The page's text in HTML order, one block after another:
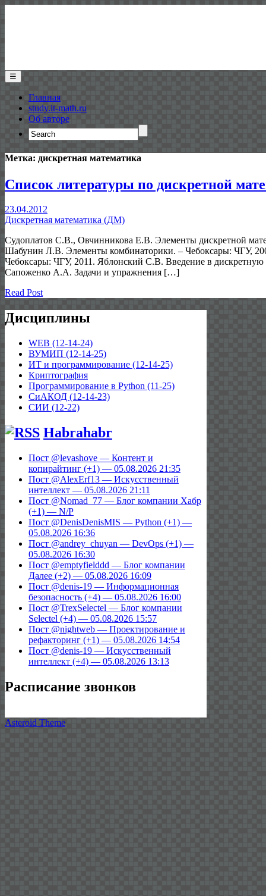
☰
Главная
study.it-math.ru
Об авторе
Search
for:
Метка: дискретная математика
Список литературы по дискретной
23.04.2012
Дискретная математика (ДМ)
Судоплатов С.В., Овчинникова Е.В. Элементы дискретной
Шабунин Л.В. Элементы комбинаторики. – Чебоксары: ЧГУ,
Чебоксары: ЧГУ, 2011. Яблонский С.В. Введение в
Сапоженко А.А. Задачи и упражнения […]
Read Post
Дисциплины
WEB (12-14-24)
ВУМИП (12-14-25)
ИТ и программирование (12-14-25)
Криптография
Программирование в Python (11-25)
СиАКОД (12-14-23)
СИИ (12-22)
Habrahabr
Пост @levashove — Контент и
копирайтинг (+1) — 05.08.2026 21:35
Пост @AlexErf13 — Искусственный
интеллект — 05.08.2026 21:11
Пост @Nomad_77 — Блог компании Хабр
(+1) — N/P
Пост @DenisDenisMIS — Python (+1) —
05.08.2026 16:36
Пост @andrey_chuyan — DevOps (+1) —
05.08.2026 16:30
Пост @emptyfielddd — Блог компании
Далее (+2) — 05.08.2026 16:09
Пост @denis-19 — Информационная
безопасность (+4) — 05.08.2026 16:00
Пост @TrexSelectel — Блог компании
Selectel (+4) — 05.08.2026 15:57
Пост @nightweb — Проектирование и
рефакторинг (+1) — 05.08.2026 14:54
Пост @denis-19 — Искусственный
интеллект (+4) — 05.08.2026 13:13
Расписание звонков
Asteroid Theme